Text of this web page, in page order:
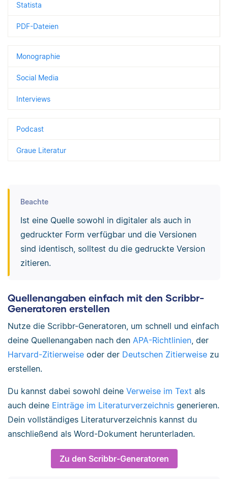
Statista
PDF-Dateien
Monographie
Social Media
Interviews
Podcast
Graue Literatur
Beachte
Ist eine Quelle sowohl in digitaler als auch in
gedruckter Form verfügbar und die Versionen
sind identisch, solltest du die gedruckte Version
zitieren.
Quellenangaben einfach mit den Scribbr-
Generatoren erstellen
Nutze die Scribbr-Generatoren, um schnell und einfach
deine Quellenangaben nach den APA-Richtlinien , der
Harvard-Zitierweise oder der Deutschen Zitierweise zu
erstellen.
Du kannst dabei sowohl deine Verweise im Text als
auch deine Einträge im Literaturverzeichnis generieren.
Dein vollständiges Literaturverzeichnis kannst du
anschließend als Word-Dokument herunterladen.
Zu den Scribbr-Generatoren